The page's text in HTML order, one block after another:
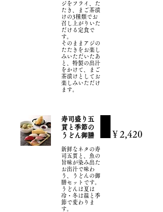
ジをフライ、た
たき、まご茶漬
けの3種類でお
召し上がりいた
だける定食で
す。
そのままアジの
たたきをお楽し
みいただいたあ
と、特製の出汁
をかけて、まご
茶漬けとしてお
楽しみいただけ
ます。
寿司盛り五
貫と季節の
うどん御膳
新鮮なネタの寿
司五貫と、魚の
旨味が染み出た
お出汁で味わ
う、うどんの御
膳セットです。
うどんは夏は
冷・冬は温と季
節で変わりま
す。
￥2,420